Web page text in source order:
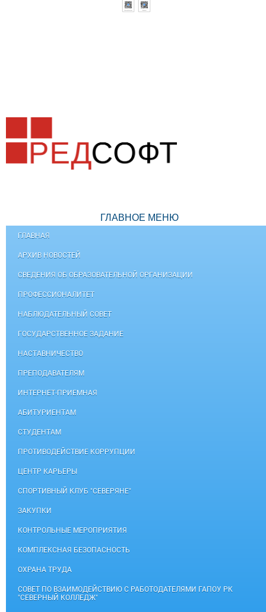
ГЛАВНОЕ МЕНЮ
ГЛАВНАЯ
АРХИВ НОВОСТЕЙ
СВЕДЕНИЯ ОБ ОБРАЗОВАТЕЛЬНОЙ ОРГАНИЗАЦИИ
ПРОФЕССИОНАЛИТЕТ
НАБЛЮДАТЕЛЬНЫЙ СОВЕТ
ГОСУДАРСТВЕННОЕ ЗАДАНИЕ
НАСТАВНИЧЕСТВО
ПРЕПОДАВАТЕЛЯМ
ИНТЕРНЕТ-ПРИЕМНАЯ
АБИТУРИЕНТАМ
СТУДЕНТАМ
ПРОТИВОДЕЙСТВИЕ КОРРУПЦИИ
ЦЕНТР КАРЬЕРЫ
СПОРТИВНЫЙ КЛУБ "СЕВЕРЯНЕ"
ЗАКУПКИ
КОНТРОЛЬНЫЕ МЕРОПРИЯТИЯ
КОМПЛЕКСНАЯ БЕЗОПАСНОСТЬ
ОХРАНА ТРУДА
СОВЕТ ПО ВЗАИМОДЕЙСТВИЮ С РАБОТОДАТЕЛЯМИ ГАПОУ РК
"СЕВЕРНЫЙ КОЛЛЕДЖ"